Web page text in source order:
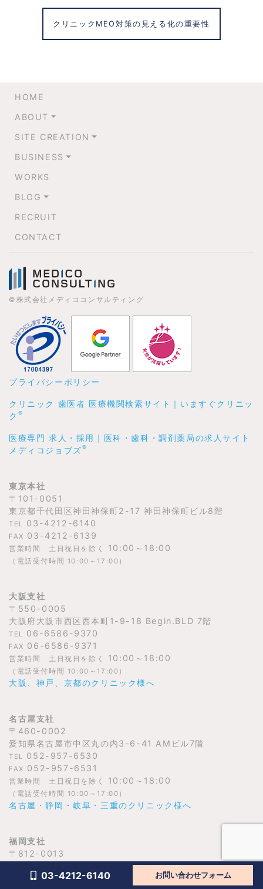
クリニックMEO対策の見える化の重要性
HOME
ABOUT
SITE CREATION
BUSINESS
WORKS
BLOG
RECRUIT
CONTACT
©株式会社メディココンサルティング
プライバシーポリシー
クリニック 歯医者 医療機関検索サイト｜いますぐクリニッ
ク ®
医療専門 求人・採用｜医科・歯科・調剤薬局の求人サイト
メディコジョブズ®
東京本社
〒101-0051
東京都千代田区神田神保町2-17 神田神保町ビル8階
TEL 03-4212-6140
FAX 03-4212-6139
営業時間 土日祝日を除く 10:00～18:00
（電話受付時間 10:00～17:00）
大阪支社
〒550-0005
大阪府大阪市西区西本町1-9-18 Begin.BLD 7階
TEL 06-6586-9370
FAX 06-6586-9371
営業時間 土日祝日を除く 10:00～18:00
（電話受付時間 10:00～17:00）
大阪、神戸、京都のクリニック様へ
名古屋支社
〒460-0002
愛知県名古屋市中区丸の内3-6-41 AMビル7階
TEL 052-957-6530
FAX 052-957-6531
営業時間 土日祝日を除く 10:00～18:00
（電話受付時間 10:00～17:00）
名古屋・静岡・岐阜・三重のクリニック様へ
福岡支社
〒812-0013
福岡県福岡市博多区博多駅東3-1-26 博多駅イーストプレ
イス9階03-4212-6140 お問い合わせフォーム